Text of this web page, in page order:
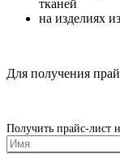
тканей
на изделиях
Для получения
Получить прайс-лист